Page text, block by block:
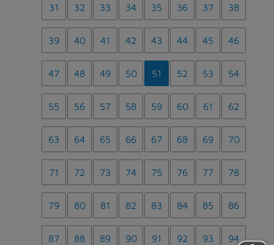
31 32 33 34 35 36 37 38
39 40 41 42 43 44 45 46
47 48 49 50 51 52 53 54
55 56 57 58 59 60 61 62
63 64 65 66 67 68 69 70
71 72 73 74 75 76 77 78
79 80 81 82 83 84 85 86
87 88 89 90 91 92 93 94